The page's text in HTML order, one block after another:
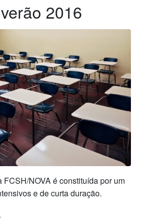
2016
FCSH/NOVA é constituída por um
e de curta duração.